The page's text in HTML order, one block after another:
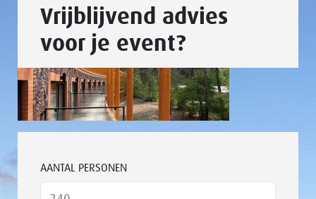
Vrijblijvend advies
voor je event?
AANTAL PERSONEN